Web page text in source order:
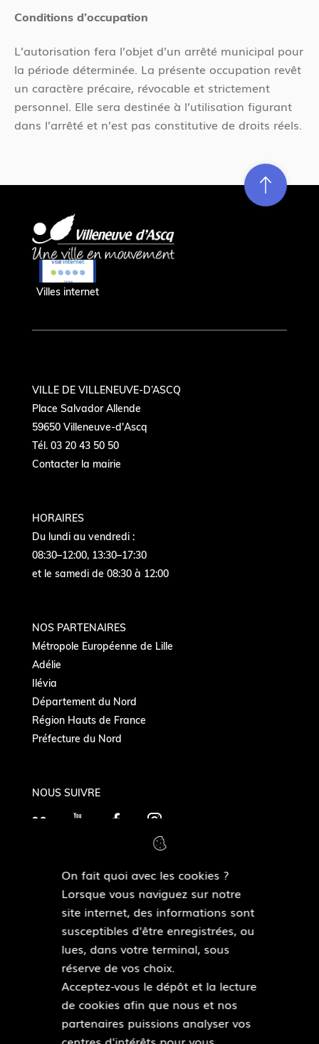
On fait quoi avec les cookies ?
Lorsque vous naviguez sur notre
site internet, des informations sont
susceptibles d'être enregistrées, ou
lues, dans votre terminal, sous
réserve de vos choix.
Acceptez-vous le dépôt et la lecture
de cookies afin que nous et nos
partenaires puissions analyser vos
Conditions d’occupation
L’autorisation fera l’objet d’un arrêté municipal pour
la période déterminée. La présente occupation revêt
un caractère précaire, révocable et strictement
personnel. Elle sera destinée à l’utilisation figurant
dans l’arrêté et n’est pas constitutive de droits réels.
Re
m
on
e
en hau
Villes internet
VILLE DE VILLENEUVE-D’ASCQ
Place Salvador Allende
59650 Villeneuve-d'Ascq
Tél. 03 20 43 50 50
Contacter la mairie
HORAIRES
Du lundi au vendredi :
08:30–12:00, 13:30–17:30
et le samedi de 08:30 à 12:00
NOS PARTENAIRES
Métropole Européenne de Lille
Adélie
Ilévia
Département du Nord
Région Hauts de France
Préfecture du Nord
NOUS SUIVRE
F
Y
T
u
b
e
F
e
b
o
o
k
I
t
a
g
r
a
m
MAIRIES DE QUARTIERS
Découvrir les mairies de quartiers
ESPACE PRESSE
Accéder à l’espace presse
Pied
Plan du site
Mentions légales